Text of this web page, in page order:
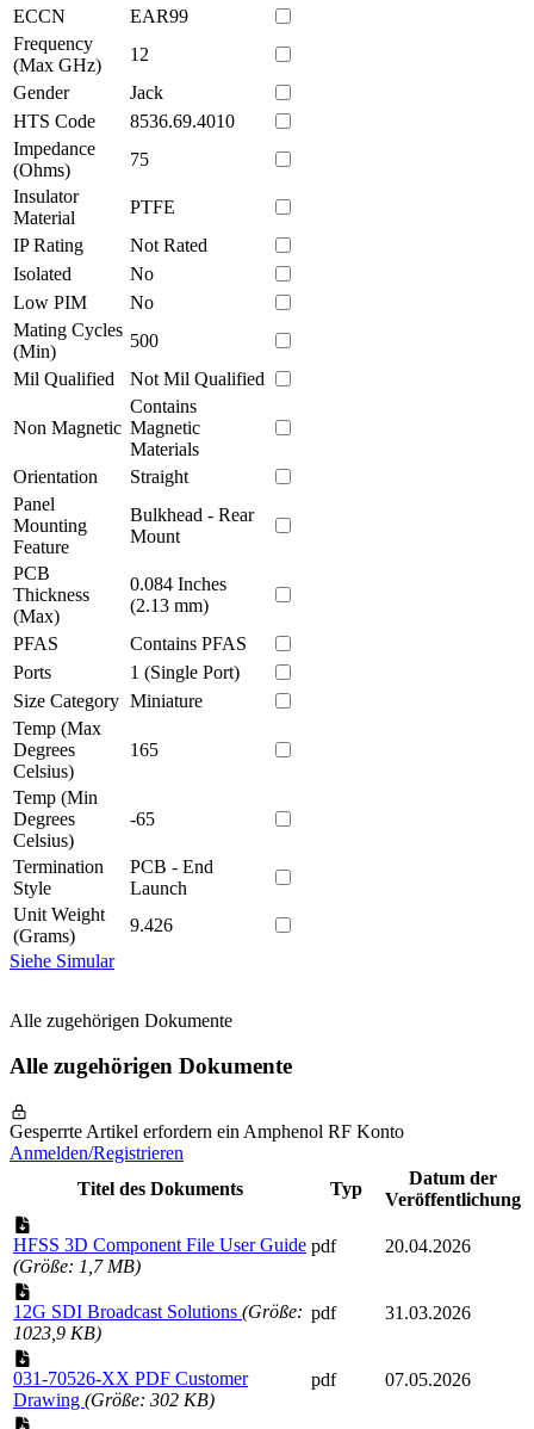
ECCN
EAR99
Frequency
(Max GHz)
12
Gender
Jack
HTS Code
8536.69.4010
Impedance
(Ohms)
75
Insulator
Material
PTFE
IP Rating
Not Rated
Isolated
No
Low PIM
No
Mating Cycles
(Min)
500
Mil Qualified
Not Mil Qualified
Non Magnetic
Contains
Magnetic
Materials
Orientation
Straight
Panel
Mounting
Feature
Bulkhead - Rear
Mount
PCB
Thickness
(Max)
0.084 Inches
(2.13 mm)
PFAS
Contains PFAS
Ports
1 (Single Port)
Size Category Miniature
Temp (Max
Degrees
Celsius)
165
Temp (Min
Degrees
Celsius)
-65
Termination
Style
PCB - End
Launch
Unit Weight
(Grams)
9.426
Siehe Simular
Alle zugehörigen Dokumente
Alle zugehörigen Dokumente
Gesperrte Artikel erfordern ein Amphenol RF Konto
Anmelden/Registrieren
Titel des Dokuments
Typ
Datum der
Veröffentlichung
HFSS 3D Component File User Guide
(Größe: 1,7 MB)
pdf 20.04.2026
12G SDI Broadcast Solutions (Größe:
1023,9 KB)
pdf 31.03.2026
031-70526-XX PDF Customer
Drawing (Größe: 302 KB)
pdf 07.05.2026